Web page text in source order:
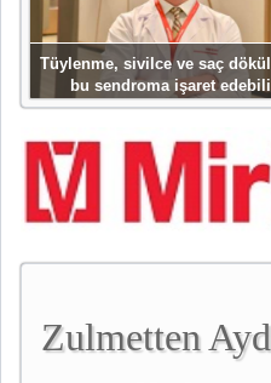
Tüylenme, sivilce ve saç
bu sendroma işaret
Zulmetten